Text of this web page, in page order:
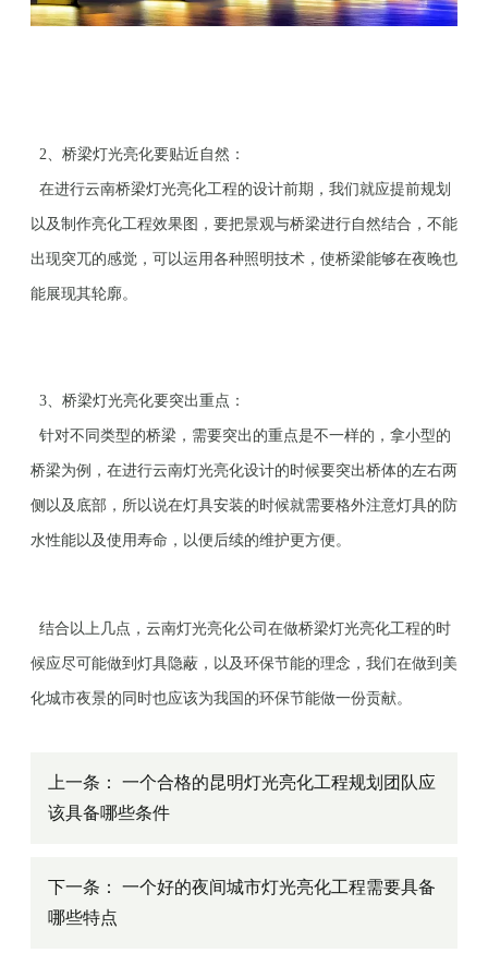
2、桥梁灯光亮化要贴近自然：
在进行云南桥梁灯光亮化工程的设计前期，我们就应提前规划
以及制作亮化工程效果图，要把景观与桥梁进行自然结合，不能
出现突兀的感觉，可以运用各种照明技术，使桥梁能够在夜晚也
能展现其轮廓。
3、桥梁灯光亮化要突出重点：
针对不同类型的桥梁，需要突出的重点是不一样的，拿小型的
桥梁为例，在进行云南灯光亮化设计的时候要突出桥体的左右两
侧以及底部，所以说在灯具安装的时候就需要格外注意灯具的防
水性能以及使用寿命，以便后续的维护更方便。
结合以上几点， 云南灯光亮化公司在做桥梁灯光亮化工程的时
候应尽可能做到灯具隐蔽，以及环保节能的理念，我们在做到美
化城市夜景的同时也应该为我国的环保节能做一份贡献。
上一条：
一个合格的昆明灯光亮化工程规划团队应
该具备哪些条件
下一条：
一个好的夜间城市灯光亮化工程需要具备
哪些特点